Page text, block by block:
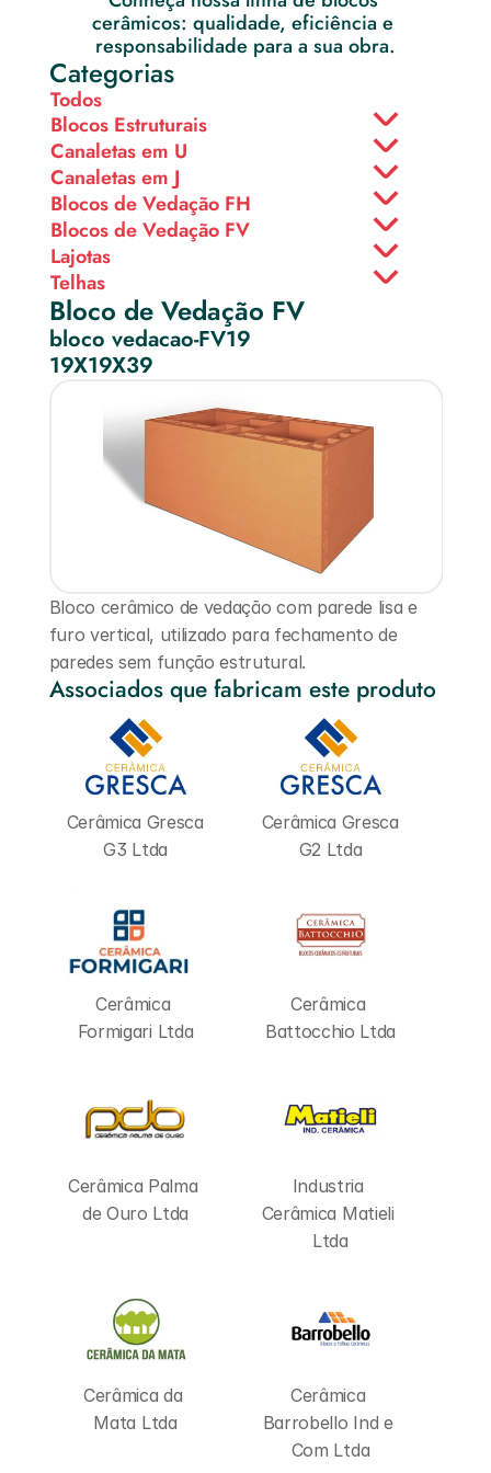
cerâmicos: qualidade, eficiência e
responsabilidade para a sua obra.
Categorias
Todos
Blocos Estruturais
Canaletas em U
Canaletas em J
Blocos de Vedação FH
Blocos de Vedação FV
Lajotas
Telhas
Bloco de Vedação FV
bloco vedacao-FV19
19X19X39
Associados que fabricam este produto
Bloco cerâmico de vedação com parede lisa e
furo vertical, utilizado para fechamento de
paredes sem função estrutural.
Cerâmica Gresca
G3 Ltda
Cerâmica Gresca
G2 Ltda
Cerâmica
Formigari Ltda
Cerâmica
Battocchio Ltda
Cerâmica Palma
de Ouro Ltda
Industria
Cerâmica Matieli
Ltda
Cerâmica da
Mata Ltda
Cerâmica
Barrobello Ind e
Com Ltda